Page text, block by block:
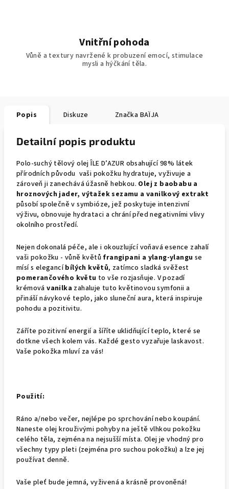
Vnitřní pohoda
Vůně a textury navržené k probuzení emocí, stimulace
mysli a hýčkání těla.
Popis Diskuze Značka BAÏJA
Detailní popis produktu
Polo-suchý tělový olej ÎLE D’AZUR obsahující 98% látek
přírodních původu vaši pokožku hydratuje, vyživuje a
zároveň ji zanechává úžasně hebkou. Olej z baobabu a
hroznových jader, výtažek sezamu a vanilkový extrakt
působí společně v symbióze, jež poskytuje intenzivní
výživu, obnovuje hydrataci a chrání před negativními vlivy
okolního prostředí.
Nejen dokonalá péče, ale i okouzlující voňavá esence zahalí
vaši pokožku - vůně květů frangipani a ylang-ylangu se
mísí s elegancíbílých květů, zatímco sladká svěžest
pomerančového květu to vše rozjasňuje. V pozadí
krémovávanilka zahaluje tuto květinovou symfonii a
přináší návykové teplo, jako sluneční aura, která inspiruje
pohodu a pozitivitu.
Záříte pozitivní energií a šíříte uklidňující teplo, které se
dotkne všech kolem vás. Každé gesto vyzařuje laskavost.
Vaše pokožka mluví za vás!
Použití:
Ráno a/nebo večer, nejlépe po sprchování nebo koupání.
Naneste olej krouživými pohyby na ještě vlhkou pokožku
celého těla, zejména na nejsušší místa. Olej je vhodný pro
všechny typy pleti (zejména pro suchou pokožku) a lze jej
používat denně.
Vaše pleť bude jemná, vyživená a krásně provoněná!